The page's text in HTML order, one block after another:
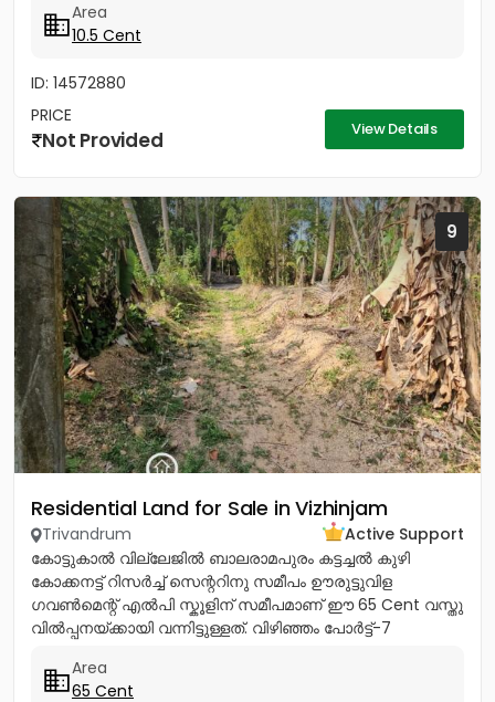
Area
10.5 Cent
ID: 14572880
PRICE
Not Provided View Details
9
Residential Land for Sale in Vizhinjam
Trivandrum
Active Support
കോട്ടുകാൽ വില്ലേജിൽ ബാലരാമപുരം കട്ടച്ചൽ കുഴി
കോക്കനട്ട് റിസർച്ച് സെന്ററിനു സമീപം ഊരുട്ടുവിള
ഗവൺമെന്റ് എൽപി സ്കൂളിന് സമീപമാണ് ഈ 65 Cent വസ്തു
വിൽപ്പനയ്ക്കായി വന്നിട്ടുള്ളത്. വിഴിഞ്ഞം പോർട്ട്-7
Area
65 Cent